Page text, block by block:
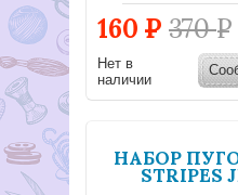
160 Р 370Р
Нет в
наличии
НАБОР
STRIPES